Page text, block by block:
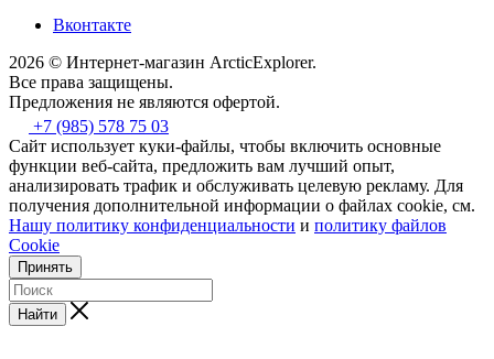
Вконтакте
2026 © Интернет-магазин АrcticExplorer.
Все права защищены.
Предложения не являются офертой.
+7 (985) 578 75 03
Сайт использует куки-файлы, чтобы включить основные
функции веб-сайта, предложить вам лучший опыт,
анализировать трафик и обслуживать целевую рекламу. Для
получения дополнительной информации о файлах cookie, см.
Нашу политику конфиденциальности и политику файлов
Cookie
Принять
Найти